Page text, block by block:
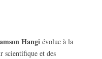
Hangi évolue à la
scientifique et des